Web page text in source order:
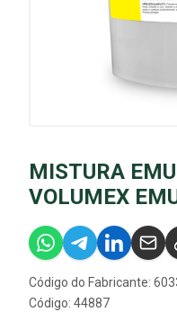
MISTURA
VOLUMEX
Código do Fabricante:
Código: 44887